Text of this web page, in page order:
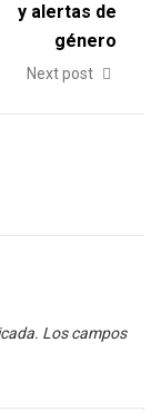
y alertas de
género
Next post
Los campos